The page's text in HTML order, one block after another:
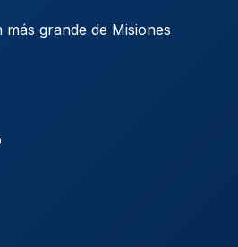
grande de Misiones